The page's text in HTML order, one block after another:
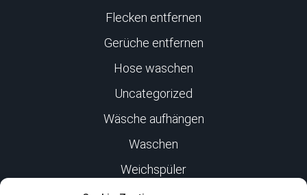
Flecken entfernen
Gerüche entfernen
Hose waschen
Uncategorized
Wäsche aufhängen
Waschen
Weichspüler